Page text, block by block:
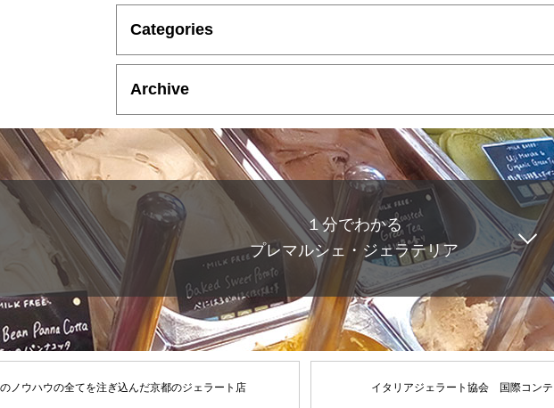
Categories
Archive
１分でわかる
プレマルシェ・ジェラテリア
ノウハウの全てを注ぎ込んだ京都のジェラート店 イタリアジェラート協会 国際コン